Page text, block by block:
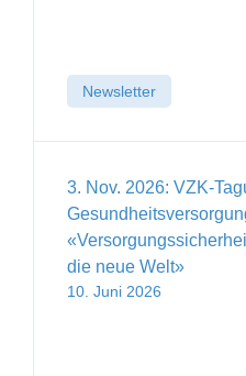
Newsletter
3. Nov. 2026: VZK-
die neue Welt»
10. Juni 2026